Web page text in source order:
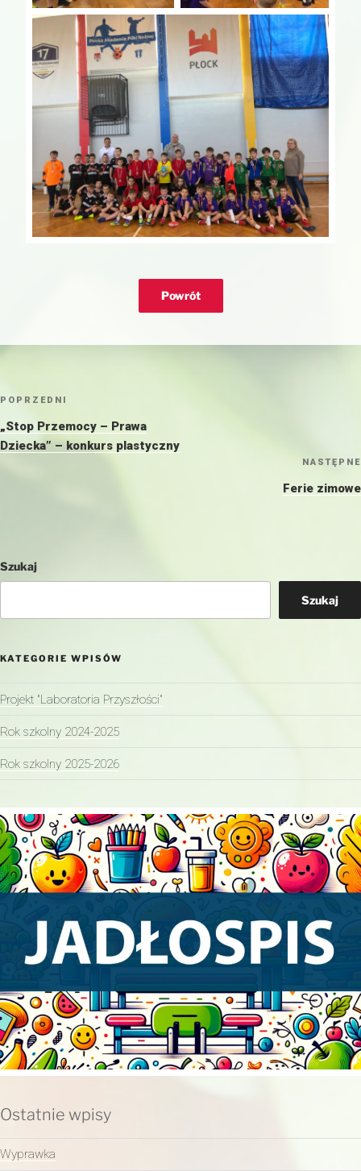
Nawigacja
Poprzedni
wpis
POPRZEDNI
„Stop Przemocy – Prawa
Dziecka” – konkurs plastyczny
NASTĘPNE
Ferie zimowe
Szukaj
Szukaj
KATEGORIE WPISÓW
Projekt "Laboratoria Przyszłości"
Rok szkolny 2024-2025
Rok szkolny 2025-2026
Ostatnie wpisy
Wyprawka